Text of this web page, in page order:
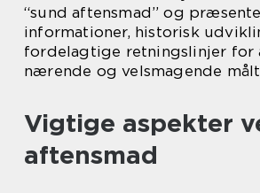
“sund aftensmad” og
informationer, historisk
fordelagtige retningslinjer for
nærende og velsmagende
Vigtige aspekter
aftensmad